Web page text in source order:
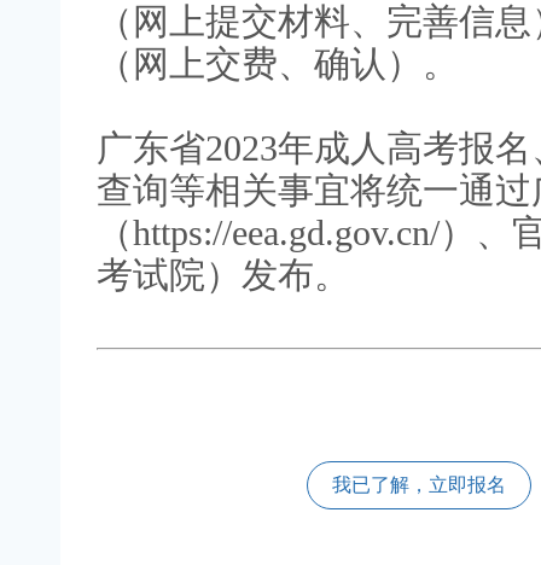
（网上提交材料、完善信
（网上交费、确认）。
广东省2023年成人高考报
查询等相关事宜将统一通
（https://eea.gd.gov.cn/）
考试院）发布。
我已了解，立即报名